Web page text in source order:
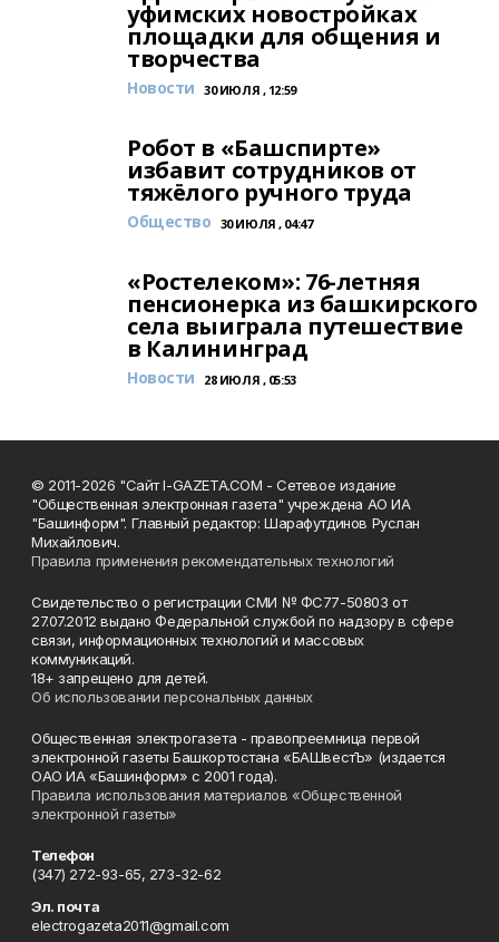
уфимских новостройках
площадки для общения и
творчества
Новости 30 ИЮЛЯ , 12:59
Робот в «Башспирте»
избавит сотрудников от
тяжёлого ручного труда
Общество 30 ИЮЛЯ , 04:47
«Ростелеком»: 76-летняя
пенсионерка из башкирского
села выиграла путешествие
в Калининград
Новости 28 ИЮЛЯ , 05:53
© 2011-2026 "Сайт I-GAZETA.COM - Сетевое издание
"Общественная электронная газета" учреждена АО ИА
"Башинформ". Главный редактор: Шарафутдинов Руслан
Михайлович.
Правила применения рекомендательных технологий
Свидетельство о регистрации СМИ № ФС77-50803 от
27.07.2012 выдано Федеральной службой по надзору в сфере
связи, информационных технологий и массовых
коммуникаций.
18+ запрещено для детей.
Об использовании персональных данных
Общественная электрогазета - правопреемница первой
электронной газеты Башкортостана «БАШвестЪ» (издается
ОАО ИА «Башинформ» с 2001 года).
Правила использования материалов «Общественной
электронной газеты»
Телефон
(347) 272-93-65, 273-32-62
Эл. почта
electrogazeta2011@gmail.com